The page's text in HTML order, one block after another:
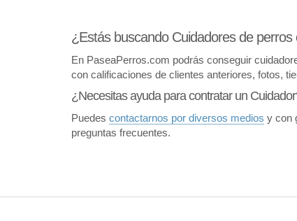
¿Estás buscando Cuidadores de
En PaseaPerros.com podrás conseguir
con calificaciones de clientes anteriores, fotos,
¿Necesitas ayuda para contratar un
Puedes contactarnos por diversos medios y con
preguntas frecuentes.